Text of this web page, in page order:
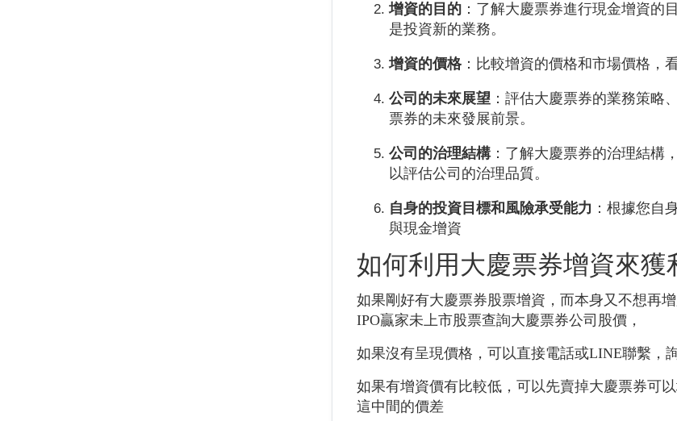
增資的目的 ：了解大慶票券進行現金增資的
是投資新的業務。
增資的價格：比較增資的價格和市場價格，
公司的未來展望 ：評估大慶票券的業務策略
票券的未來發展前景。
公司的治理結構：了解大慶票券的治理結構
以評估公司的治理品質。
自身的投資目標和風險承受能力 ：根據您自
與現金增資
如何利用大慶票券增資來獲
如果剛好有大慶票券股票增資，而本身又不想再
IPO贏家未上市股票查詢大慶票券公司股價，
如果沒有呈現價格，可以直接電話或LINE聯繫，
如果有增資價有比較低，可以先賣掉大慶票券可
這中間的價差